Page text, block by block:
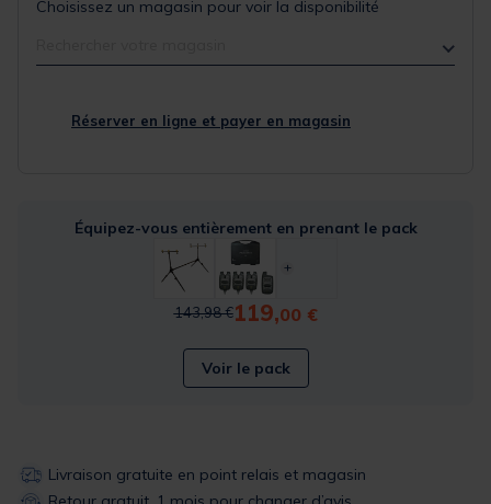
Choisissez un magasin pour voir la disponibilité
Réserver en ligne et payer en magasin
Équipez-vous entièrement en prenant le pack
Price reduced from
143,98 €to
119,00 €
Voir le pack
Livraison gratuite en point relais et magasin
Retour gratuit, 1 mois pour changer d’avis